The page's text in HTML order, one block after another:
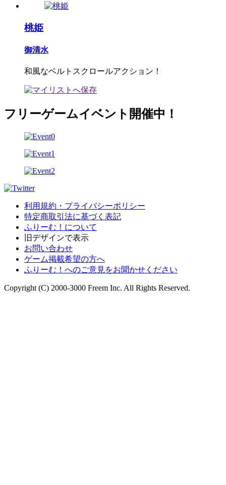
桃姫
御清水
和風なベルトスクロールアクション！
フリーゲームイベント開催中！
利用規約・プライバシーポリシー
特定商取引法に基づく表記
ふりーむ！について
旧デザインで表示
お問い合わせ
ゲーム掲載希望の方へ
ふりーむ！へのご意見をお聞かせください
Copyright (C) 2000-3000 Freem Inc. All Rights Reserved.